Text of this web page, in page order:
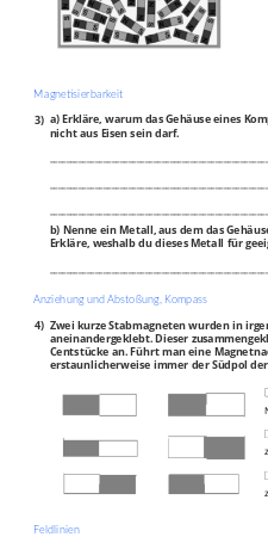
Magnetisierbarkeit
3) a) Erkläre, warum das Gehäuse eines
nicht aus Eisen sein darf.
b) Nenne ein Metall, aus dem das
Erkläre, weshalb du dieses Metall für
Anziehung und Abstoßung, Kompass
4) Zwei kurze Stabmagneten wurden in
aneinandergeklebt. Dieser
Centstücke an. Führt man eine
erstaunlicherweise immer der Südpol der
Feldlinien